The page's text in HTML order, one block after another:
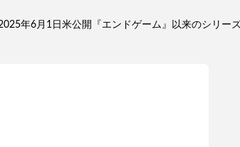
年6月1日米公開『エンドゲーム』以来のシリー